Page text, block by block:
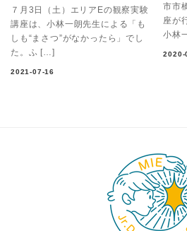
７月3日（土）エリアEの観察実験
講座は、小林一朗先生による「も
しも“まさつ”がなかったら」でし
た。ふ […]
2021-07-16
市市
座が
小林
2020-